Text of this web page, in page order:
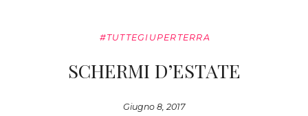
#TUTTEGIUPERTERRA
SCHERMI D’ESTATE
Giugno 8, 2017